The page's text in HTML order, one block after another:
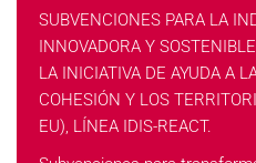
SUBVENCIONES PARA LA
INNOVADORA Y
LA INICIATIVA DE AYUDA A
COHESIÓN Y LOS
EU), LÍNEA IDIS-REACT.